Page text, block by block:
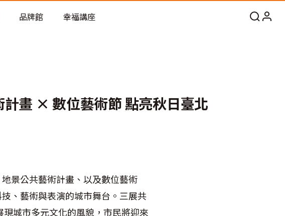
品牌館 幸福講座
畫 × 數位藝術節 點亮秋日臺北
景公共藝術計畫、以及數位藝術
、藝術與表演的城市舞台。三展共
城市多元文化的風貌，市民將迎來